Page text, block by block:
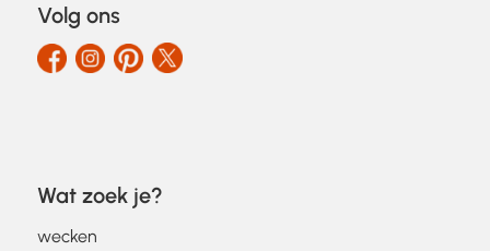
Volg ons
Wat zoek je?
wecken